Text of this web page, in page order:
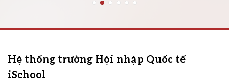
Hệ thống trường Hội nhập Quốc tế
iSchool